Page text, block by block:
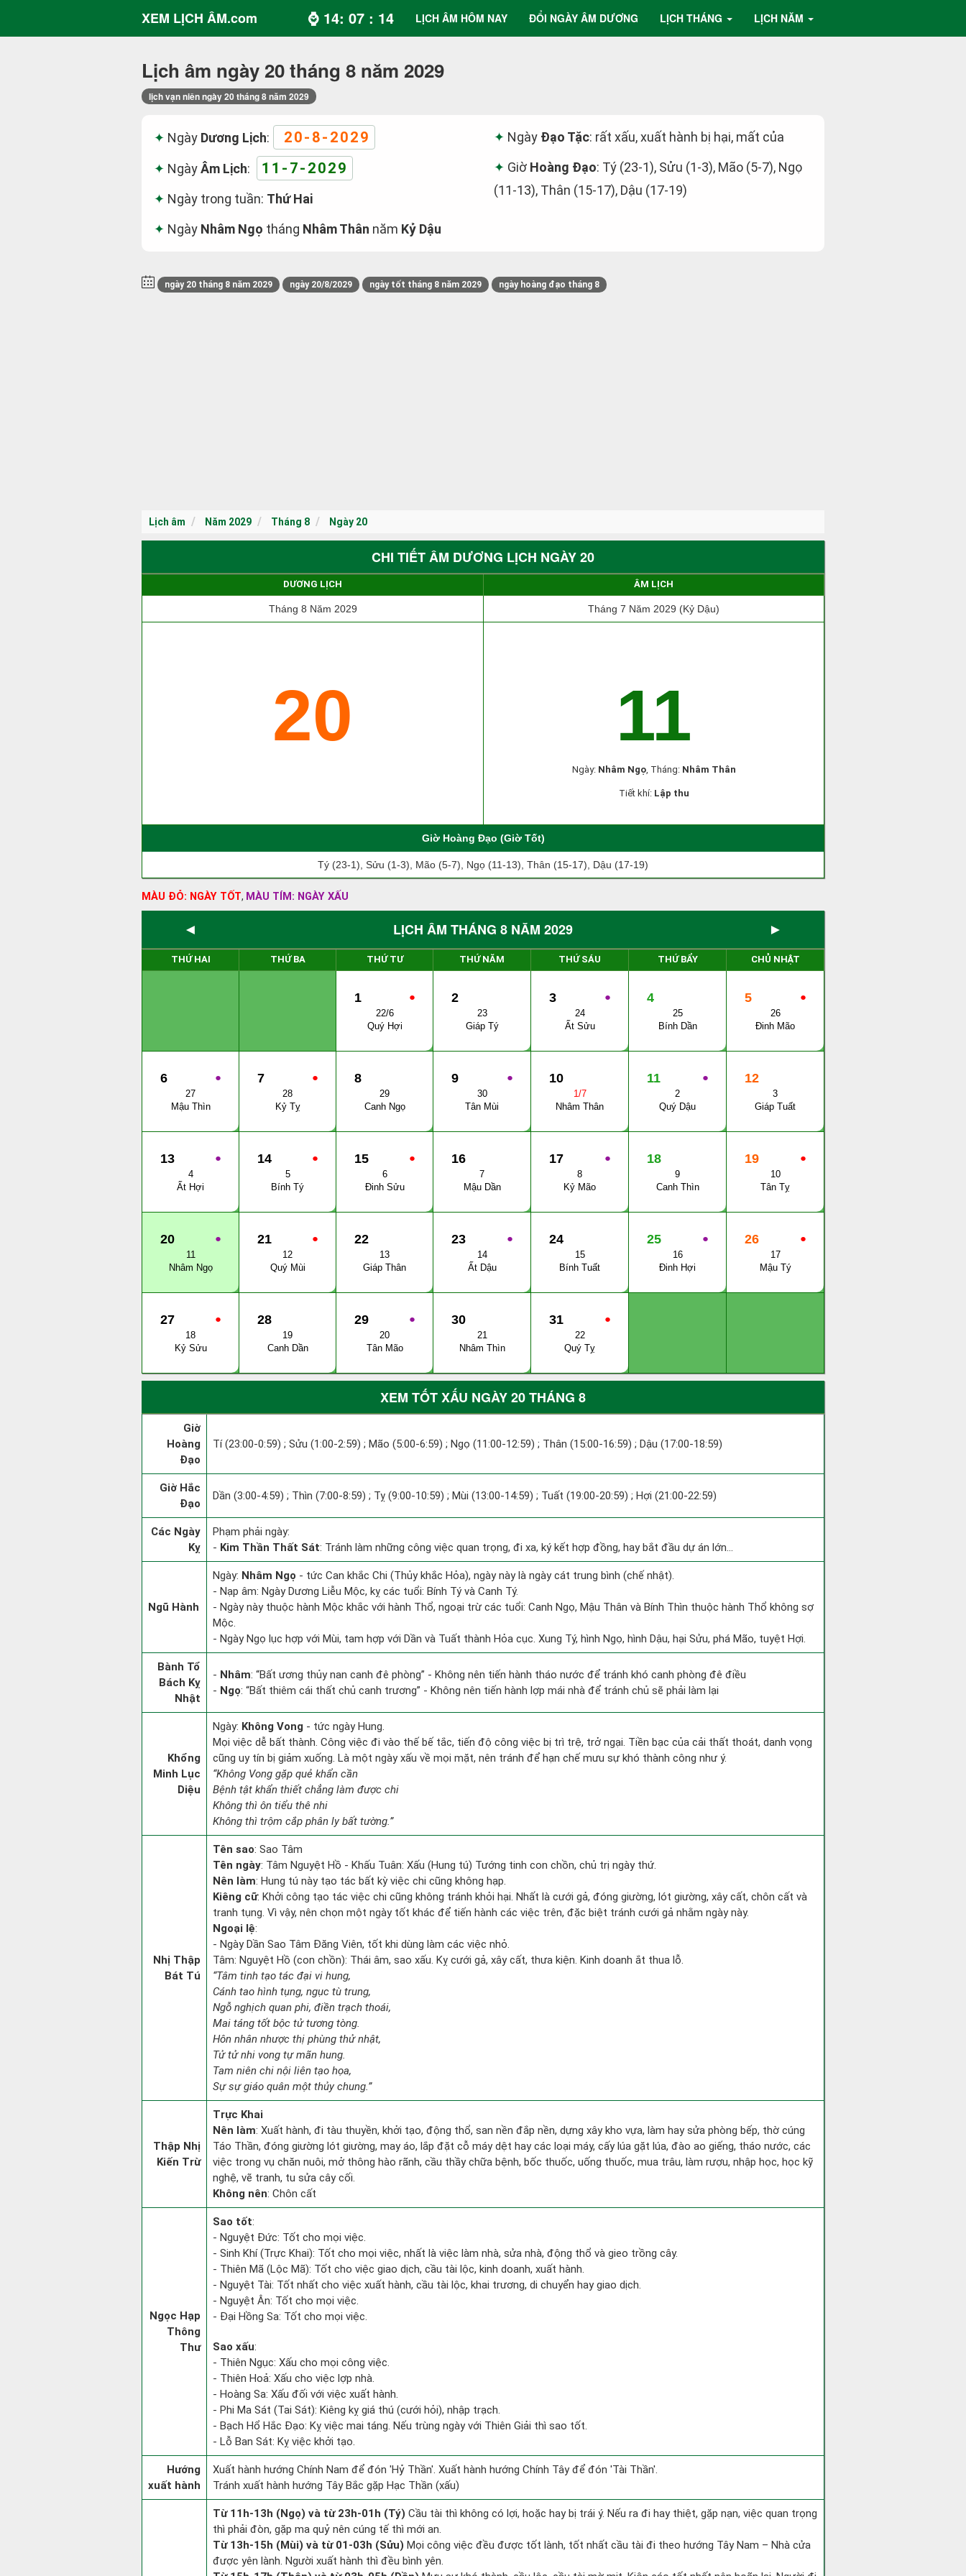
XEM LỊCH ÂM.com ⌚ 14: 07 : 15 LỊCH ÂM HÔM NAY ĐỔI NGÀY ÂM DƯƠNG LỊCH THÁNG LỊCH NĂM
Lịch âm ngày 20 tháng 8 năm 2029
lịch vạn niên ngày 20 tháng 8 năm 2029
Ngày Dương Lịch: 20-8-2029
NgàyÂm Lịch: 11-7-2029
Ngày trong tuần: Thứ Hai
Ngày Nhâm Ngọ tháng Nhâm Thân năm Kỷ Dậu
Ngày Đạo Tặc: rất xấu, xuất hành bị hại, mất của
Giờ Hoàng Đạo: Tý (23-1), Sửu (1-3), Mão (5-7), Ngọ
(11-13), Thân (15-17), Dậu (17-19)
ngày 20 tháng 8 năm 2029 ngày 20/8/2029 ngày tốt tháng 8 năm 2029 ngày hoàng đạo tháng 8
Lịch âm Năm 2029 Tháng 8 Ngày 20
CHI TIẾT ÂM DƯƠNG LỊCH NGÀY 20
DƯƠNG LỊCH ÂM LỊCH
Tháng 8 Năm 2029 Tháng 7 Năm 2029 (Kỷ Dậu)
20 11
Ngày: Nhâm Ngọ, Tháng: Nhâm Thân
Tiết khí: Lập thu
Giờ Hoàng Đạo (Giờ Tốt)
Tý (23-1), Sửu (1-3), Mão (5-7), Ngọ (11-13), Thân (15-17), Dậu (17-19)
MÀU ĐỎ: NGÀY TỐT, MÀU TÍM: NGÀY XẤU
◄ LỊCH ÂM THÁNG 8 NĂM 2029 ►
THỨ HAI THỨ BA THỨ TƯ THỨ NĂM THỨ SÁU THỨ BẨY CHỦ NHẬT
●
1
22/6
Quý Hợi
2
23
Giáp Tý
●
3
24
Ất Sửu
4
25
Bính Dần
●
5
26
Đinh Mão
●
6
27
Mậu Thìn
●
7
28
Kỷ Tỵ
8
29
Canh Ngọ
●
9
30
Tân Mùi
10
1/7
Nhâm Thân
●
11
2
Quý Dậu
12
3
Giáp Tuất
●
13
4
Ất Hợi
●
14
5
Bính Tý
●
15
6
Đinh Sửu
16
7
Mậu Dần
●
17
8
Kỷ Mão
18
9
Canh Thìn
●
19
10
Tân Tỵ
●
20
11
Nhâm Ngọ
●
21
12
Quý Mùi
22
13
Giáp Thân
●
23
14
Ất Dậu
24
15
Bính Tuất
●
25
16
Đinh Hợi
●
26
17
Mậu Tý
●
27
18
Kỷ Sửu
28
19
Canh Dần
●
29
20
Tân Mão
30
21
Nhâm Thìn
●
31
22
Quý Tỵ
XEM TỐT XẤU NGÀY 20 THÁNG 8
Giờ
Hoàng
Đạo
Tí (23:00-0:59) ; Sửu (1:00-2:59) ; Mão (5:00-6:59) ; Ngọ (11:00-12:59) ; Thân (15:00-16:59) ; Dậu (17:00-18:59)
Giờ Hắc
Đạo
Dần (3:00-4:59) ; Thìn (7:00-8:59) ; Tỵ (9:00-10:59) ; Mùi (13:00-14:59) ; Tuất (19:00-20:59) ; Hợi (21:00-22:59)
Các Ngày
Kỵ
Phạm phải ngày:
- Kim Thần Thất Sát: Tránh làm những công việc quan trọng, đi xa, ký kết hợp đồng, hay bắt đầu dự án lớn...
Ngũ Hành
Ngày: Nhâm Ngọ - tức Can khắc Chi (Thủy khắc Hỏa), ngày này là ngày cát trung bình (chế nhật).
- Nạp âm: Ngày Dương Liễu Mộc, kỵ các tuổi: Bính Tý và Canh Tý.
- Ngày này thuộc hành Mộc khắc với hành Thổ, ngoại trừ các tuổi: Canh Ngọ, Mậu Thân và Bính Thìn thuộc hành Thổ không sợ
Mộc.
- Ngày Ngọ lục hợp với Mùi, tam hợp với Dần và Tuất thành Hỏa cục. Xung Tý, hình Ngọ, hình Dậu, hại Sửu, phá Mão, tuyệt Hợi.
Bành Tổ
Bách Kỵ
Nhật
- Nhâm: “Bất ương thủy nan canh đê phòng” - Không nên tiến hành tháo nước để tránh khó canh phòng đê điều
- Ngọ: “Bất thiêm cái thất chủ canh trương” - Không nên tiến hành lợp mái nhà để tránh chủ sẽ phải làm lại
Khổng
Minh Lục
Diệu
Ngày: Không Vong - tức ngày Hung.
Mọi việc dễ bất thành. Công việc đi vào thế bế tắc, tiến độ công việc bị trì trệ, trở ngại. Tiền bạc của cải thất thoát, danh vọng
cũng uy tín bị giảm xuống. Là một ngày xấu về mọi mặt, nên tránh để hạn chế mưu sự khó thành công như ý.
“Không Vong gặp quẻ khẩn cần
Bệnh tật khẩn thiết chẳng làm được chi
Không thì ôn tiểu thê nhi
Không thì trộm cắp phân ly bất tường.”
Nhị Thập
Bát Tú
Tên sao: Sao Tâm
Tên ngày: Tâm Nguyệt Hồ - Khấu Tuân: Xấu (Hung tú) Tướng tinh con chồn, chủ trị ngày thứ.
Nên làm: Hung tú này tạo tác bất kỳ việc chi cũng không hạp.
Kiêng cữ: Khởi công tạo tác việc chi cũng không tránh khỏi hại. Nhất là cưới gả, đóng giường, lót giường, xây cất, chôn cất và
tranh tụng. Vì vậy, nên chọn một ngày tốt khác để tiến hành các việc trên, đặc biệt tránh cưới gả nhằm ngày này.
Ngoại lệ:
- Ngày Dần Sao Tâm Đăng Viên, tốt khi dùng làm các việc nhỏ.
Tâm: Nguyệt Hồ (con chồn): Thái âm, sao xấu. Kỵ cưới gả, xây cất, thưa kiện. Kinh doanh ắt thua lỗ.
“Tâm tinh tạo tác đại vi hung,
Cánh tao hình tụng, ngục tù trung,
Ngỗ nghịch quan phi, điền trạch thoái,
Mai táng tốt bộc tử tương tòng.
Hôn nhân nhược thị phùng thử nhật,
Tử tử nhi vong tự mãn hung.
Tam niên chi nội liên tạo họa,
Sự sự giáo quân một thủy chung.”
Thập Nhị
Kiến Trừ
Trực Khai
Nên làm: Xuất hành, đi tàu thuyền, khởi tạo, động thổ, san nền đắp nền, dựng xây kho vựa, làm hay sửa phòng bếp, thờ cúng
Táo Thần, đóng giường lót giường, may áo, lắp đặt cỗ máy dệt hay các loại máy, cấy lúa gặt lúa, đào ao giếng, tháo nước, các
việc trong vụ chăn nuôi, mở thông hào rãnh, cầu thầy chữa bệnh, bốc thuốc, uống thuốc, mua trâu, làm rượu, nhập học, học kỹ
nghệ, vẽ tranh, tu sửa cây cối.
Không nên: Chôn cất
Ngọc Hạp
Thông
Thư
Sao tốt:
- Nguyệt Đức: Tốt cho mọi việc.
- Sinh Khí (Trực Khai): Tốt cho mọi việc, nhất là việc làm nhà, sửa nhà, động thổ và gieo trồng cây.
- Thiên Mã (Lộc Mã): Tốt cho việc giao dịch, cầu tài lộc, kinh doanh, xuất hành.
- Nguyệt Tài: Tốt nhất cho việc xuất hành, cầu tài lộc, khai trương, di chuyển hay giao dịch.
- Nguyệt Ân: Tốt cho mọi việc.
- Đại Hồng Sa: Tốt cho mọi việc.
Sao xấu:
- Thiên Ngục: Xấu cho mọi công việc.
- Thiên Hoả: Xấu cho việc lợp nhà.
- Hoàng Sa: Xấu đối với việc xuất hành.
- Phi Ma Sát (Tai Sát): Kiêng kỵ giá thú (cưới hỏi), nhập trạch.
- Bạch Hổ Hắc Đạo: Kỵ việc mai táng. Nếu trùng ngày với Thiên Giải thì sao tốt.
- Lỗ Ban Sát: Kỵ việc khởi tạo.
Hướng
xuất hành
Xuất hành hướng Chính Nam để đón 'Hỷ Thần'. Xuất hành hướng Chính Tây để đón 'Tài Thần'.
Tránh xuất hành hướng Tây Bắc gặp Hạc Thần (xấu)
Từ 11h-13h (Ngọ) và từ 23h-01h (Tý) Cầu tài thì không có lợi, hoặc hay bị trái ý. Nếu ra đi hay thiệt, gặp nạn, việc quan trọng
thì phải đòn, gặp ma quỷ nên cúng tế thì mới an.
Từ 13h-15h (Mùi) và từ 01-03h (Sửu) Mọi công việc đều được tốt lành, tốt nhất cầu tài đi theo hướng Tây Nam – Nhà cửa
được yên lành. Người xuất hành thì đều bình yên.